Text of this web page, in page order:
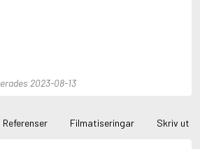
Ngozi
2023-08-13
Referenser Filmatiseringar Skriv ut